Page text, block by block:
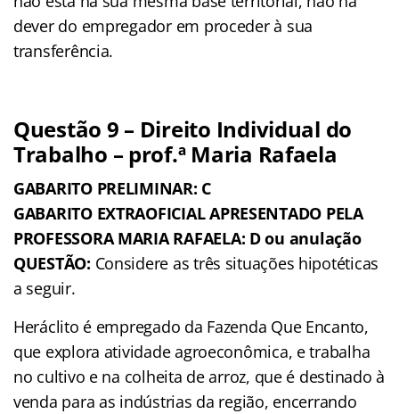
dever do empregador em proceder à sua
transferência.
Questão 9 – Direito Individual do
Trabalho – prof.ª Maria Rafaela
GABARITO PRELIMINAR: C
GABARITO EXTRAOFICIAL APRESENTADO PELA
PROFESSORA MARIA RAFAELA: D ou anulação
QUESTÃO: Considere as três situações hipotéticas
a seguir.
Heráclito é empregado da Fazenda Que Encanto,
que explora atividade agroeconômica, e trabalha
no cultivo e na colheita de arroz, que é destinado à
venda para as indústrias da região, encerrando